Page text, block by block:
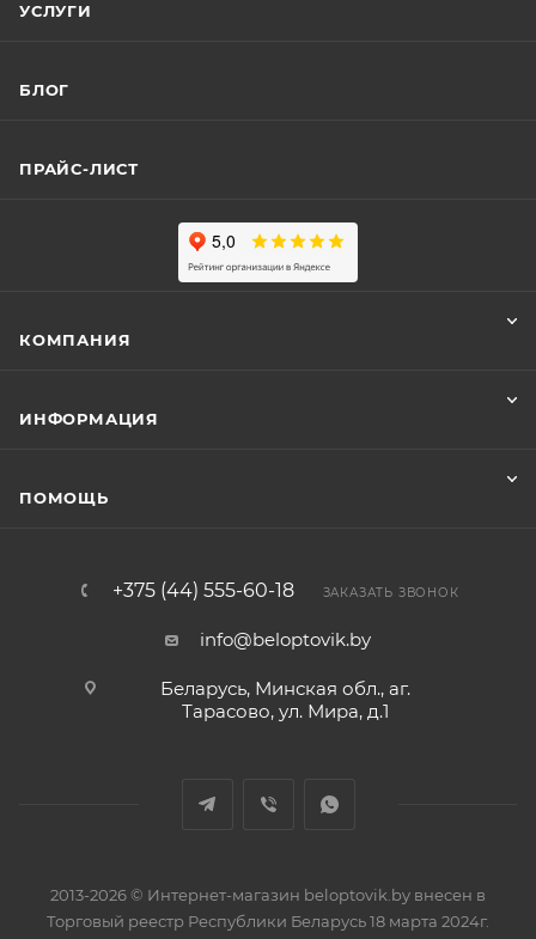
УСЛУГИ
БЛОГ
ПРАЙС-ЛИСТ
КОМПАНИЯ
ИНФОРМАЦИЯ
ПОМОЩЬ
+375 (44) 555-60-18 ЗАКАЗАТЬ ЗВОНОК
info@beloptovik.by
Беларусь, Минская обл., аг.
Тарасово, ул. Мира, д.1
2013-2026 © Интернет-магазин beloptovik.by внесен в
Торговый реестр Республики Беларусь 18 марта 2024г.